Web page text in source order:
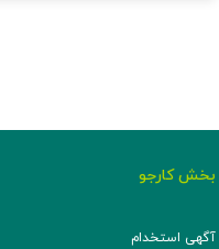
بخش کارجو
آگهی استخدام